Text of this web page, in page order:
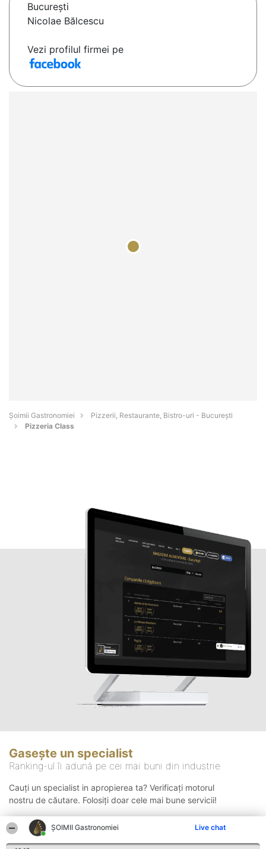
ȘOIMII Gastronomiei Live chat
Bucureşti
Nicolae Bălcescu
Vezi profilul firmei pe
Șoimii Gastronomiei
Pizzerii, Restaurante, Bistro-uri - Bucureşti
Pizzeria Class
Gasește un specialist
Ranking-ul îi adună pe cei mai buni din industrie
Cauți un specialist in apropierea ta? Verificați motorul
nostru de căutare. Folosiți doar cele mai bune servicii!